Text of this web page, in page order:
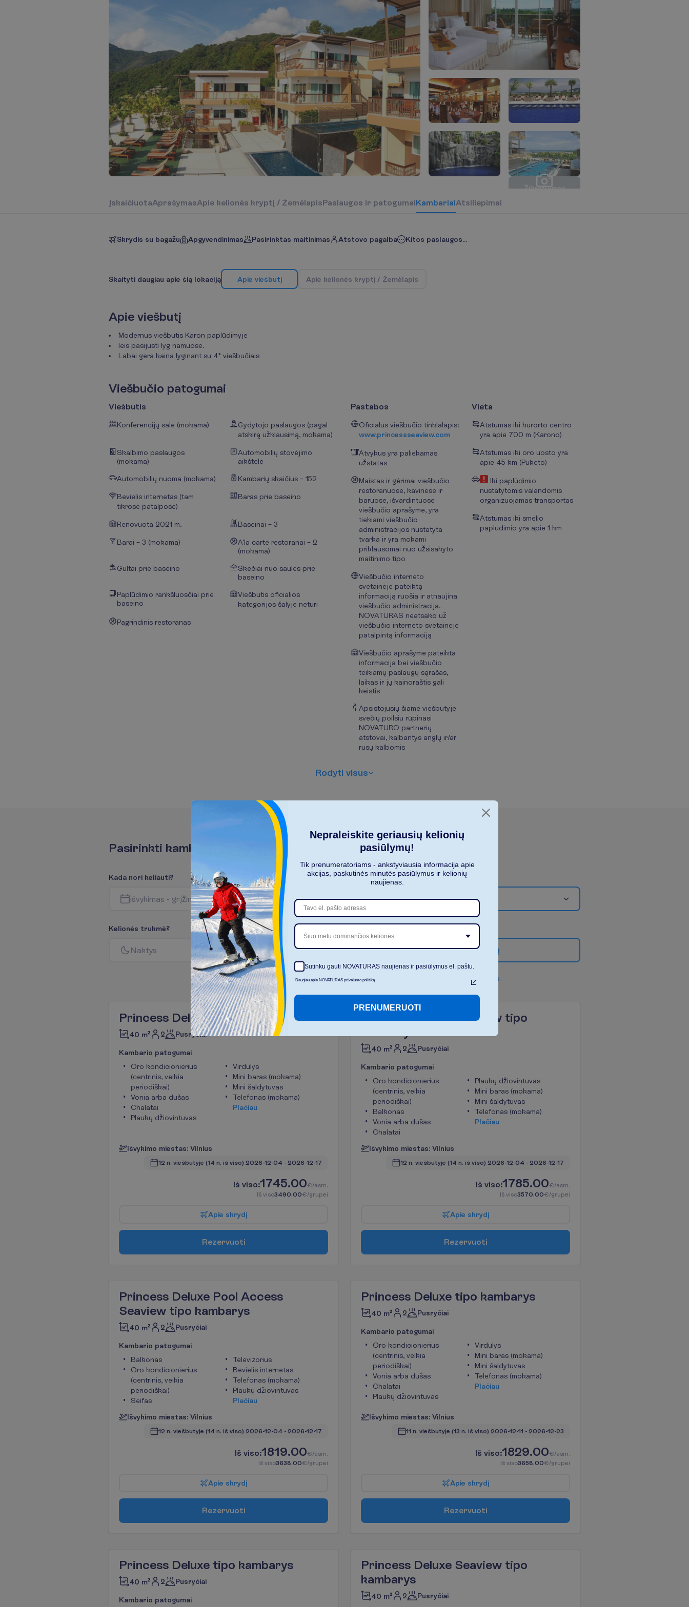
Žiūrėti visas
ĮskaičiuotaAprašymasApie kelionės kryptį / ŽemėlapisPaslaugos ir patogumaiKambariaiAtsiliepimai
Skrydis su bagažu Apgyvendinimas Pasirinktas maitinimas Atstovo pagalba Kitos paslaugos...
Skaityti daugiau apie šią lokaciją Apie viešbutį Apie kelionės kryptį / Žemėlapis
Apie viešbutį
Modernus viešbutis Karon paplūdimyje
leis pasijusti lyg namuose.
Labai gera kaina lyginant su 4* viešbučiais
Viešbučio patogumai
Viešbutis
Konferencijų salė (mokama)
Gydytojo paslaugos (pagal
atskirą užklausimą, mokama)
Skalbimo paslaugos
(mokama)
Automobilių stovėjimo
aikštelė
Automobilių nuoma (mokama) Kambarių skaičius – 152
Bevielis internetas (tam
tikrose patalpose)
Baras prie baseino
Renovuota 2021 m. Baseinai – 3
Barai – 3 (mokama)
A'la carte restoranai – 2
(mokama)
Gultai prie baseino
Skėčiai nuo saulės prie
baseino
Paplūdimio rankšluosčiai prie
baseino
Viešbutis oficialios
kategorijos šalyje neturi
Pagrindinis restoranas
Pastabos
Oficialus viešbučio tinklalapis:
www.princessseaview.com
Atvykus yra paliekamas
užstatas
Maistas ir gėrimai viešbučio
restoranuose, kavinėse ir
baruose, išvardintuose
viešbučio aprašyme, yra
tiekiami viešbučio
administracijos nustatyta
tvarka ir yra mokami
priklausomai nuo užsisakyto
maitinimo tipo
Viešbučio interneto
svetainėje pateiktą
informaciją ruošia ir atnaujina
viešbučio administracija.
NOVATURAS neatsako už
viešbučio interneto svetainėje
patalpintą informaciją
Viešbučio aprašyme pateikta
informacija bei viešbučio
teikiamų paslaugų sąrašas,
laikas ir jų kainoraštis gali
keistis
Apsistojusių šiame viešbutyje
svečių poilsiu rūpinasi
NOVATURO partnerių
atstovai, kalbantys anglų ir/ar
rusų kalbomis
Vieta
Atstumas iki kurorto centro
yra apie 700 m (Karono)
Atstumas iki oro uosto yra
apie 45 km (Puketo)
Iki paplūdimio
nustatytomis valandomis
organizuojamas transportas
Atstumas iki smėlio
paplūdimio yra apie 1 km
Rodyti visus
Pasirinkti kamb
Kada nori keliauti?
išvykimas - grįžimas
Kiek asmenų keliauja?
2
Kelionės trukmė?
Naktys Daugiau f ų
s s
Princess Deluxe tipo kambarys
40 m² 2 Pusryčiai
Kambario patogumai
Oro kondicionierius
(centrinis, veikia
periodiškai)
Vonia arba dušas
Chalatai
Plaukų džiovintuvas
Virdulys
Mini baras (mokama)
Mini šaldytuvas
Telefonas (mokama)
Plačiau
Išvykimo miestas: Vilnius
12 n. viešbutyje (14 n. iš viso) 2026-12-04 - 2026-12-17
Iš viso:1745.00€/asm.
Iš viso3490.00€/grupei
Apie skrydį
Rezervuoti
Princess Deluxe Seaview tipo
40 m² 2 Pusryčiai
Kambario patogumai
Oro kondicionierius
(centrinis, veikia
periodiškai)
Balkonas
Vonia arba dušas
Chalatai
Plaukų džiovintuvas
Mini baras (mokama)
Mini šaldytuvas
Telefonas (mokama)
Plačiau
Išvykimo miestas: Vilnius
12 n. viešbutyje (14 n. iš viso) 2026-12-04 - 2026-12-17
Iš viso:1785.00€/asm.
Iš viso3570.00€/grupei
Apie skrydį
Rezervuoti
Princess Deluxe Pool Access
Seaview tipo kambarys
40 m² 2 Pusryčiai
Kambario patogumai
Balkonas
Oro kondicionierius
(centrinis, veikia
periodiškai)
Seifas
Televizorius
Bevielis internetas
Telefonas (mokama)
Plaukų džiovintuvas
Plačiau
Išvykimo miestas: Vilnius
12 n. viešbutyje (14 n. iš viso) 2026-12-04 - 2026-12-17
Iš viso:1819.00€/asm.
Iš viso3638.00€/grupei
Apie skrydį
Rezervuoti
Princess Deluxe tipo kambarys
40 m² 2 Pusryčiai
Kambario patogumai
Oro kondicionierius
(centrinis, veikia
periodiškai)
Vonia arba dušas
Chalatai
Plaukų džiovintuvas
Virdulys
Mini baras (mokama)
Mini šaldytuvas
Telefonas (mokama)
Plačiau
Išvykimo miestas: Vilnius
11 n. viešbutyje (13 n. iš viso) 2026-12-11 - 2026-12-23
Iš viso:1829.00€/asm.
Iš viso3658.00€/grupei
Apie skrydį
Rezervuoti
Princess Deluxe tipo kambarys
40 m² 2 Pusryčiai
Kambario patogumai
Princess Deluxe Seaview tipo
kambarys
40 m² 2 Pusryčiai
Nepraleiskite geriausių kelionių
pasiūlymų!
Tik prenumeratoriams - ankstyviausia informacija apie
akcijas, paskutinės minutės pasiūlymus ir kelionių
naujienas.
Šiuo metu dominančios kelionės
Sutinku gauti NOVATURAS naujienas ir pasiūlymus el. paštu.
Daugiau apie NOVATURAS privalumo politiką
PRENUMERUOTI